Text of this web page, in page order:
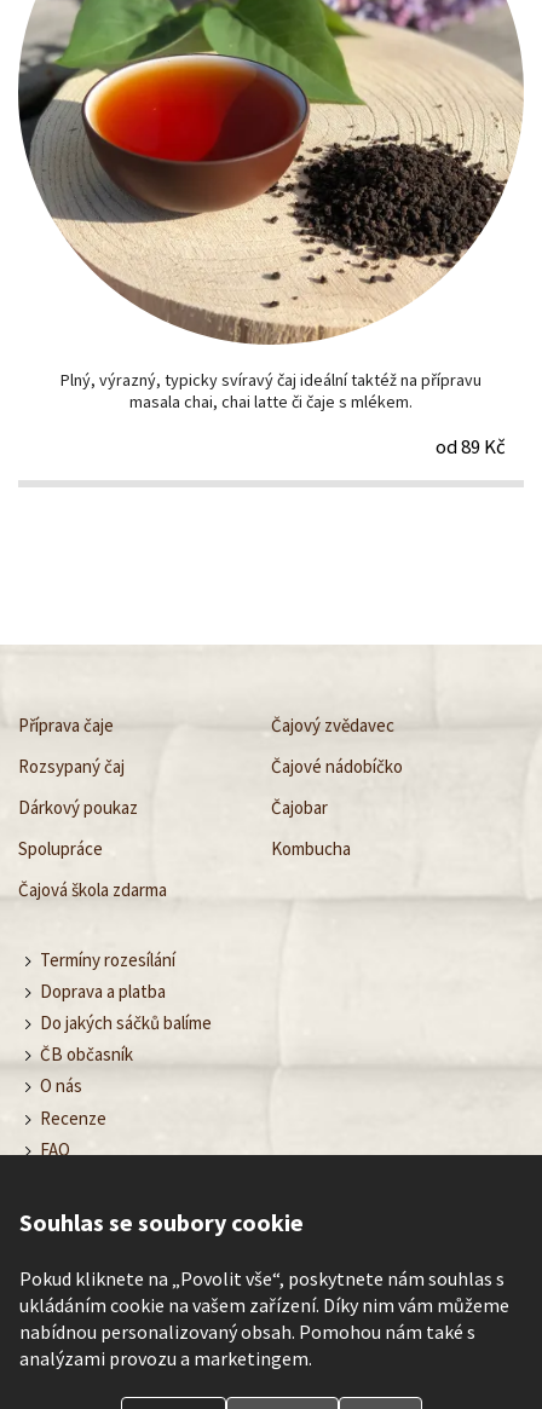
Plný, výrazný, typicky svíravý čaj ideální taktéž na přípravu
masala chai, chai latte či čaje s mlékem.
od 89 Kč
Příprava čaje
Čajový zvědavec
Rozsypaný čaj
Čajové nádobíčko
Dárkový poukaz
Čajobar
Spolupráce
Kombucha
Čajová škola zdarma
Termíny rozesílání
Doprava a platba
Do jakých sáčků balíme
ČB občasník
O nás
Recenze
FAQ
Ochrana osobních údajů
Kontakt
Souhlas se soubory cookie
Pokud kliknete na „Povolit vše“, poskytnete nám souhlas s
ukládáním cookie na vašem zařízení. Díky nim vám můžeme
nabídnou personalizovaný obsah. Pomohou nám také s
analýzami provozu a marketingem.